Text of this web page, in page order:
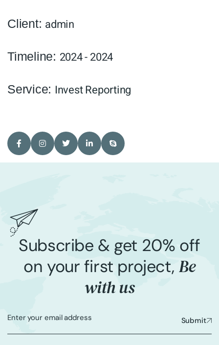
Client: admin
Timeline: 2024 - 2024
Service: Invest Reporting
Subscribe & get 20% off
on your first project, Be
with us
Submit